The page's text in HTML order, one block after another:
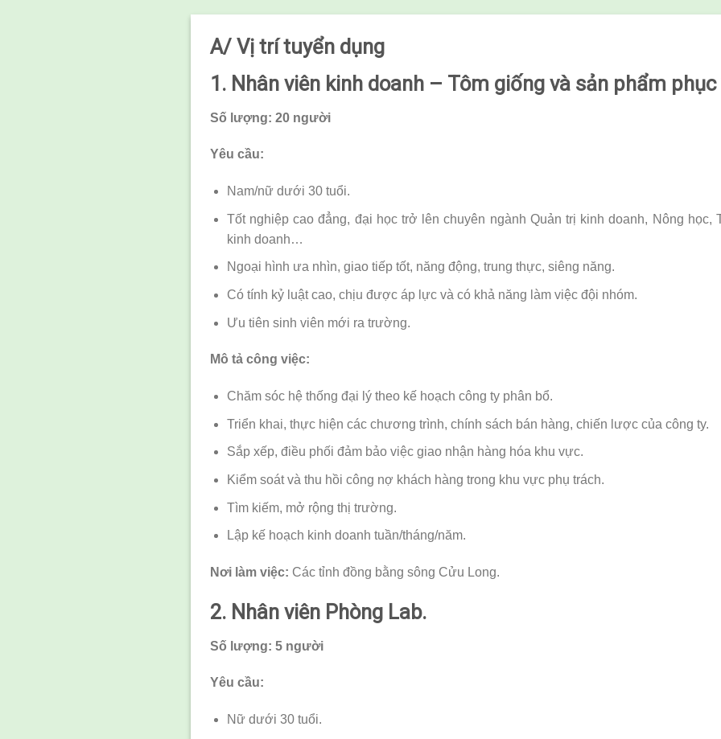
A/ Vị trí tuyển dụng
1. Nhân viên kinh doanh – Tôm giống và sản phẩm
Số lượng: 20 người
Yêu cầu:
Nam/nữ dưới 30 tuổi.
Tốt nghiệp cao đẳng, đại học trở lên chuyên ngành Quản trị kinh doanh, Nông học,
kinh doanh…
Ngoại hình ưa nhìn, giao tiếp tốt, năng động, trung thực, siêng năng.
Có tính kỷ luật cao, chịu được áp lực và có khả năng làm việc đội nhóm.
Ưu tiên sinh viên mới ra trường.
Mô tả công việc:
Chăm sóc hệ thống đại lý theo kế hoạch công ty phân bổ.
Triển khai, thực hiện các chương trình, chính sách bán hàng, chiến lược của công ty.
Sắp xếp, điều phối đảm bảo việc giao nhận hàng hóa khu vực.
Kiểm soát và thu hồi công nợ khách hàng trong khu vực phụ trách.
Tìm kiếm, mở rộng thị trường.
Lập kế hoạch kinh doanh tuần/tháng/năm.
Nơi làm việc: Các tỉnh đồng bằng sông Cửu Long.
2. Nhân viên Phòng Lab.
Số lượng: 5 người
Yêu cầu:
Nữ dưới 30 tuổi.